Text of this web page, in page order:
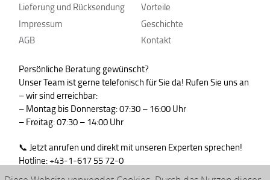
Lieferung und Rücksendung
Impressum
AGB
Vorteile
Geschichte
Kontakt
Persönliche Beratung gewünscht?
Unser Team ist gerne telefonisch für Sie da! Rufen Sie uns an
– wir sind erreichbar:
– Montag bis Donnerstag: 07:30 – 16:00 Uhr
– Freitag: 07:30 – 14:00 Uhr
📞 Jetzt anrufen und direkt mit unseren Experten sprechen!
Hotline: +43-1-617 55 72-0
WhatsApp : +43-664-99830765